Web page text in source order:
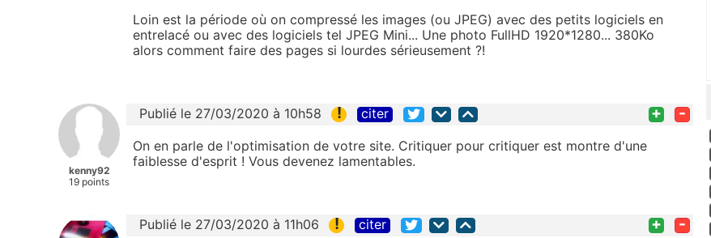
Loin est la période où on compressé les images (ou JPEG) avec des petits logiciels en
entrelacé ou avec des logiciels tel JPEG Mini... Une photo FullHD 1920*1280... 380Ko
alors comment faire des pages si lourdes sérieusement ?!
kenny92
19 points
Publié le 27/03/2020 à 10h58 ! citer + -
On en parle de l'optimisation de votre site. Critiquer pour critiquer est montre d'une
faiblesse d'esprit ! Vous devenez lamentables.
Publié le 27/03/2020 à 11h06 ! citer + -